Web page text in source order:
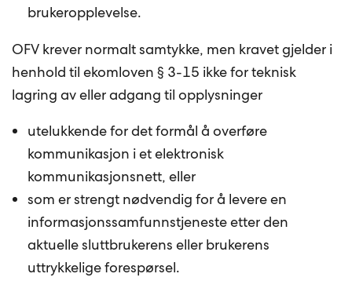
brukeropplevelse.
OFV krever normalt samtykke, men kravet gjelder i
henhold til ekomloven § 3-15 ikke for teknisk
lagring av eller adgang til opplysninger
utelukkende for det formål å overføre
kommunikasjon i et elektronisk
kommunikasjonsnett, eller
som er strengt nødvendig for å levere en
informasjonssamfunnstjeneste etter den
aktuelle sluttbrukerens eller brukerens
uttrykkelige forespørsel.